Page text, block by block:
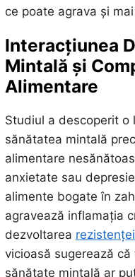
ce poate agrava și
Interacțiunea
Mintală și
Alimentare
Studiul a descoperit o
sănătatea mintală
alimentare
anxietate sau
alimente bogate în
agravează inflamația
dezvoltarea
vicioasă sugerează
sănătate mintală ar